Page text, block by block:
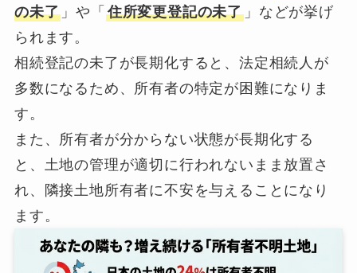
の未了 」や「 住所変更登記の未了 」などが挙げ
られます。
相続登記の未了が長期化すると、法定相続人が
多数になるため、所有者の特定が困難になりま
す。
また、所有者が分からない状態が長期化する
と、土地の管理が適切に行われないまま放置さ
れ、隣接土地所有者に不安を与えることになり
ます。